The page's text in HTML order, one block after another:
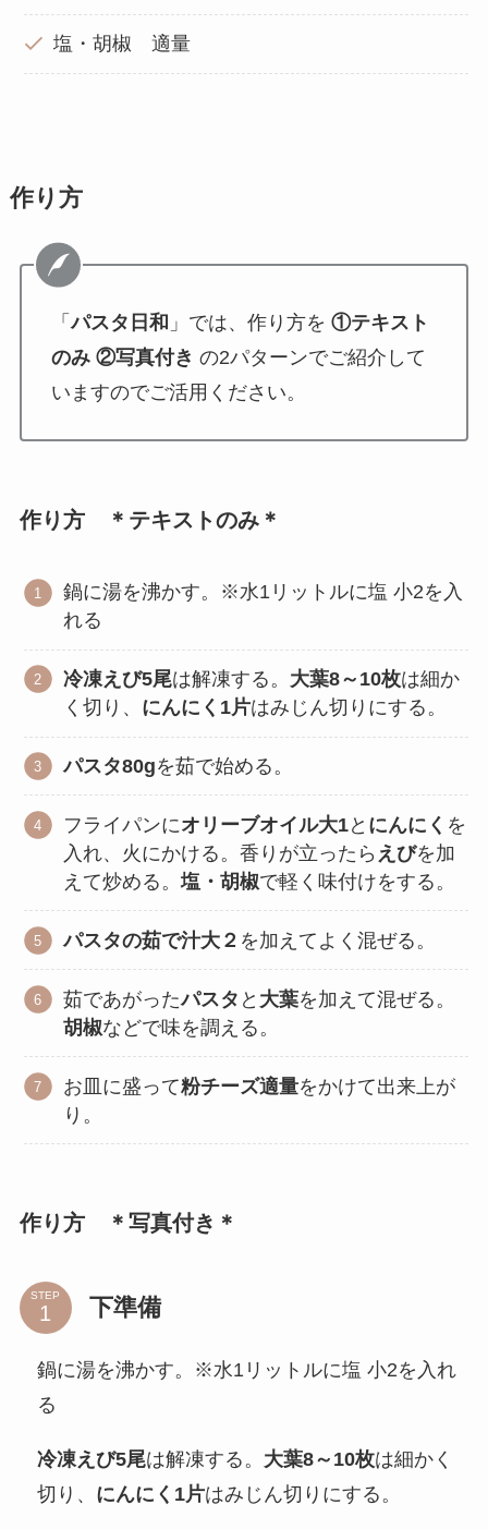
塩・胡椒 適量
作り方
「パスタ日和 」では、作り方を ①テキスト
のみ ②写真付き の2パターンでご紹介して
いますのでご活用ください。
作り方 ＊テキストのみ＊
鍋に湯を沸かす。※水1リットルに塩 小2を入
れる
冷凍えび5尾は解凍する。 大葉8～10枚は細か
く切り、 にんにく1片はみじん切りにする。
パスタ80gを茹で始める。
フライパンにオリーブオイル大1と にんにく を
入れ、火にかける。香りが立ったら えびを加
えて炒める。塩・胡椒で軽く味付けをする。
パスタの茹で汁大２ を加えてよく混ぜる。
茹であがったパスタ と 大葉を加えて混ぜる。
胡椒などで味を調える。
お皿に盛って粉チーズ適量をかけて出来上が
り。
作り方 ＊写真付き＊
STEP 下準備
鍋に湯を沸かす。※水1リットルに塩 小2を入れ
る
冷凍えび5尾は解凍する。 大葉8～10枚は細かく
切り、 にんにく1片はみじん切りにする。